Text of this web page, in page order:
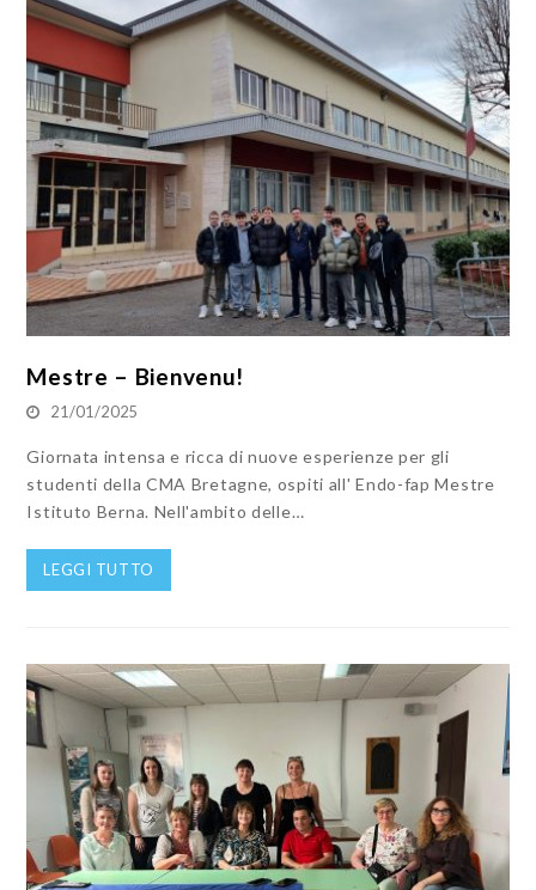
Mestre – Bienvenu!
21/01/2025
Giornata intensa e ricca di nuove esperienze per gli
studenti della CMA Bretagne, ospiti all' Endo-fap Mestre
Istituto Berna. Nell'ambito delle…
LEGGI TUTTO